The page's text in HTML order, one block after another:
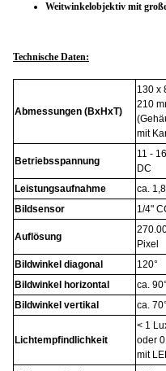
Weitwinkelobjektiv mit
Technische Daten:
Abmessungen (BxHxT)
130 x
210
mit
Betriebsspannung
11 -
DC
Leistungsaufnahme
ca.
Bildsensor
1/4"
Auflösung
Pixel
Bildwinkel diagonal
120°
Bildwinkel horizontal
ca. 90°
Bildwinkel vertikal
ca. 70°
Lichtempfindlichkeit
< 1
oder
mit